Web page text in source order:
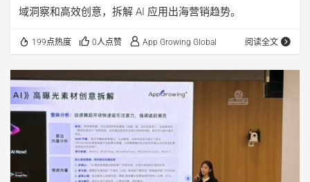
域洞察和高效创意，拆解 AI 应用出海营销趋势。
199点热度 0人点赞 App Growing Global 阅读全文